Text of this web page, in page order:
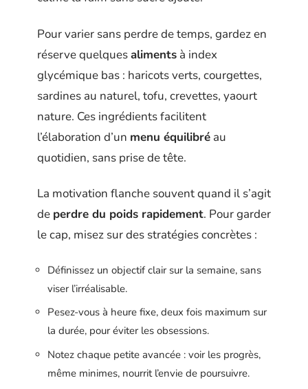
Pour varier sans perdre de temps, gardez en
réserve quelquesaliments à index
glycémique bas : haricots verts, courgettes,
sardines au naturel, tofu, crevettes, yaourt
nature. Ces ingrédients facilitent
l’élaboration d’un menu équilibré au
quotidien, sans prise de tête.
La motivation flanche souvent quand il s’agit
de perdre du poids rapidement. Pour garder
le cap, misez sur des stratégies concrètes :
Définissez un objectif clair sur la semaine, sans
viser l’irréalisable.
Pesez-vous à heure fixe, deux fois maximum sur
la durée, pour éviter les obsessions.
Notez chaque petite avancée : voir les progrès,
même minimes, nourrit l’envie de poursuivre.